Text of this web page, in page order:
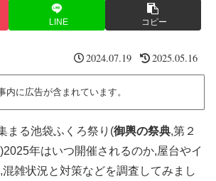
LINE コピー
2024.07.19 2025.05.16
内に広告が含まれています。
まる池袋ふくろ祭り(御輿の祭典,第２
)2025年はいつ開催されるのか,屋台やイ
雑状況と対策などを調査してみまし